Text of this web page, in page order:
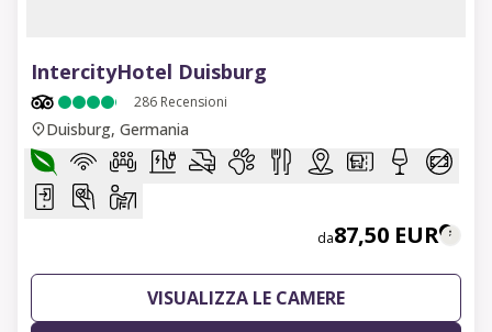
IntercityHotel Duisburg
286 Recensioni
Duisburg, Germania
da87,50 EUR
VISUALIZZA LE CAMERE